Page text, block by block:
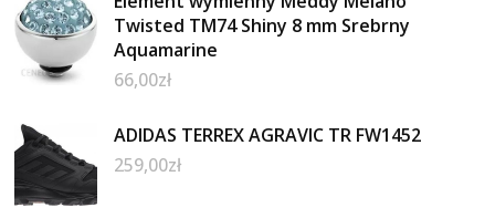
Twisted TM74 Shiny 8 mm Srebrny
Aquamarine
66,00zł
ADIDAS TERREX AGRAVIC TR FW1452
259,00zł